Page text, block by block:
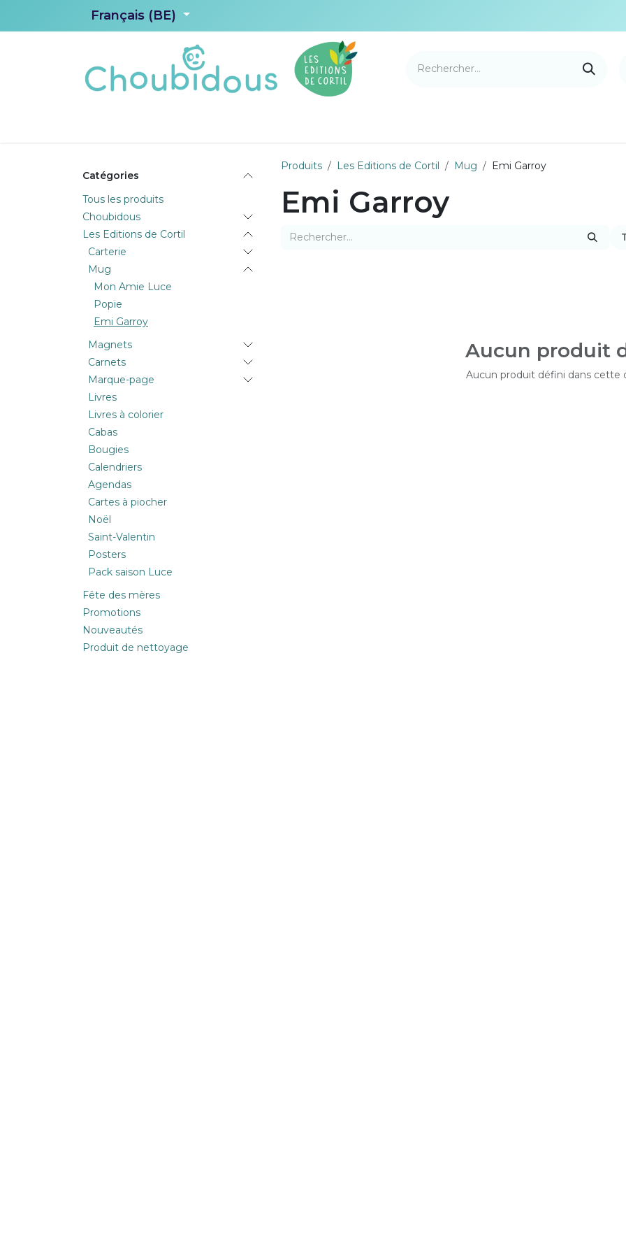
Français (BE)
Catégories
Tous les produits
Choubidous
Les Editions de Cortil
Carterie
Mug
Mon Amie Luce
Popie
Emi Garroy
Magnets
Carnets
Marque-page
Livres
Livres à colorier
Cabas
Bougies
Calendriers
Agendas
Cartes à piocher
Noël
Saint-Valentin
Posters
Pack saison Luce
Fête des mères
Promotions
Nouveautés
Produit de nettoyage
Produits Les Editions de Cortil Mug Emi Garroy
Emi Garroy
Aucun produit
Aucun produit défini dans cette